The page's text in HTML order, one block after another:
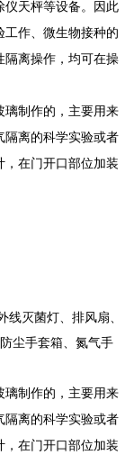
仪天枰等设备。因此
工作、微生物接种的
隔离操作，均可在操
璃制作的，主要用来
隔离的科学实验或者
，在门开口部位加装
灭菌灯、排风扇、
尘手套箱、氮气手
璃制作的，主要用来
隔离的科学实验或者
，在门开口部位加装